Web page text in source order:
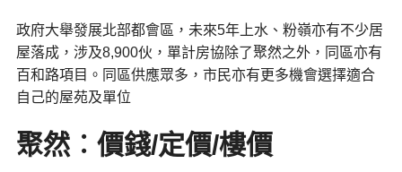
政府大舉發展北部都會區，未來5年上水、粉嶺亦有不少居
屋落成，涉及8,900伙，單計房協除了聚然之外，同區亦有
百和路項目。同區供應眾多，市民亦有更多機會選擇適合
自己的屋苑及單位
聚然︰ 價錢/定價/樓價